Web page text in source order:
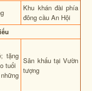
Khu khán đài phía
đông cầu An Hội
tặng
tuổi
Sân khấu tại Vườn
tượng